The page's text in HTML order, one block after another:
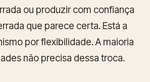
ou produzir com confiança
que parece certa. Está a
por flexibilidade. A maioria
não precisa dessa troca.